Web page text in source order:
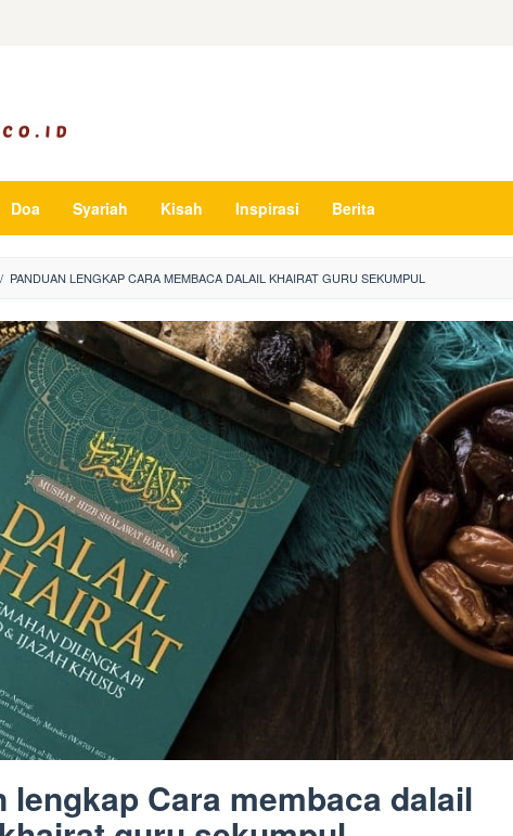
Doa Syariah Kisah Inspirasi Berita
/ PANDUAN LENGKAP CARA MEMBACA DALAIL KHAIRAT GURU SEKUMPUL
lengkap Cara membaca dalail